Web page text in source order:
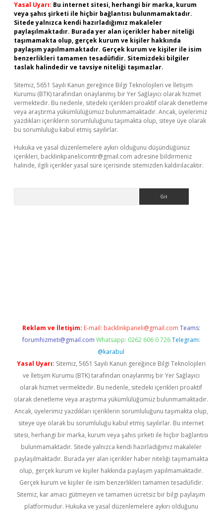
Yasal Uyarı: Bu internet sitesi, herhangi bir marka, kurum
veya şahıs şirketi ile hiçbir bağlantısı bulunmamaktadır.
Sitede yalnızca kendi hazırladığımız makaleler
paylaşılmaktadır. Burada yer alan içerikler haber niteliği
taşımamakta olup, gerçek kurum ve kişiler hakkında
paylaşım yapılmamaktadır. Gerçek kurum ve kişiler ile isim
benzerlikleri tamamen tesadüfidir. Sitemizdeki bilgiler
taslak halindedir ve tavsiye niteliği taşımazlar.
Sitemiz, 5651 Sayılı Kanun gereğince Bilgi Teknolojileri ve İletişim
Kurumu (BTK) tarafından onaylanmış bir Yer Sağlayıcı olarak hizmet
vermektedir. Bu nedenle, sitedeki içerikleri proaktif olarak denetleme
veya araştırma yükümlülüğümüz bulunmamaktadır. Ancak, üyelerimiz
yazdıkları içeriklerin sorumluluğunu taşımakta olup, siteye üye olarak
bu sorumluluğu kabul etmiş sayılırlar.
Hukuka ve yasal düzenlemelere aykırı olduğunu düşündüğünüz
içerikleri, backlinkpanelicomtr@gmail.com adresine bildirmeniz
halinde, ilgili içerikler yasal süre içerisinde sitemizden kaldırılacaktır.
Reklam ve İletişim: E-mail: backlinkpaneli@gmail.com Teams:
forumhizmeti@gmail.com Whatsapp: 0262 606 0 726 Telegram:
@karabul
Yasal Uyarı: Sitemiz, 5651 Sayılı Kanun gereğince Bilgi Teknolojileri
ve İletişim Kurumu (BTK) tarafından onaylanmış bir Yer Sağlayıcı
olarak hizmet vermektedir. Bu nedenle, sitedeki içerikleri proaktif
olarak denetleme veya araştırma yükümlülüğümüz bulunmamaktadır.
Ancak, üyelerimiz yazdıkları içeriklerin sorumluluğunu taşımakta olup,
siteye üye olarak bu sorumluluğu kabul etmiş sayılırlar. Bu internet
sitesi, herhangi bir marka, kurum veya şahıs şirketi ile hiçbir bağlantısı
bulunmamaktadır. Sitede yalnızca kendi hazırladığımız makaleler
paylaşılmaktadır. Burada yer alan içerikler haber niteliği taşımamakta
olup, gerçek kurum ve kişiler hakkında paylaşım yapılmamaktadır.
Gerçek kurum ve kişiler ile isim benzerlikleri tamamen tesadüfidir.
Sitemiz, kar amacı gütmeyen ve tamamen ücretsiz bir bilgi paylaşım
platformudur. Hukuka ve yasal düzenlemelere aykırı olduğunu